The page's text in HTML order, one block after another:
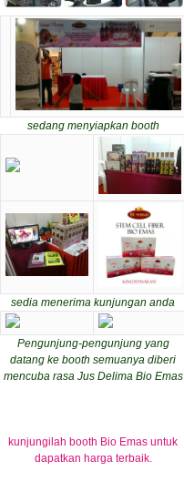
sedang menyiapkan booth
sedia menerima kunjungan anda
Pengunjung-pengunjung yang
datang ke booth semuanya diberi
mencuba rasa Jus Delima Bio Emas
kunjungilah booth Bio Emas untuk
dapatkan harga terbaik.